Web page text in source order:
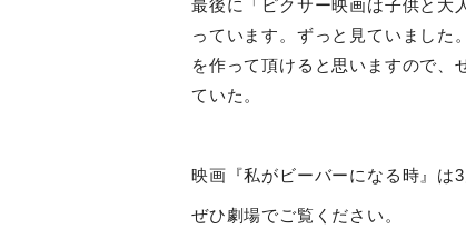
最後に「ピクサー映画は子供と大
っています。ずっと見ていました
を作って頂けると思いますので、
ていた。
映画『私がビーバーになる時』は3
ぜひ劇場でご覧ください。